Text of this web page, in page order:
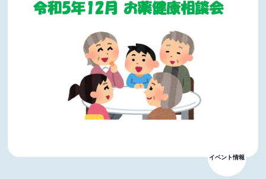
お知らせ
イベント情報